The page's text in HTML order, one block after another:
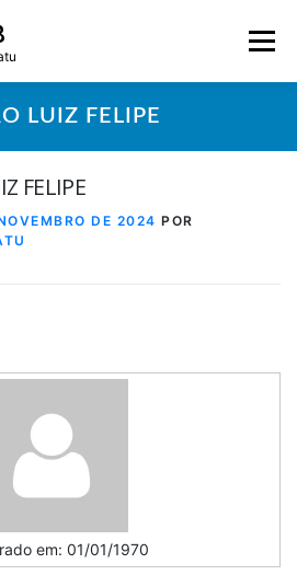
Menu
LUIZ FELIPE
FELIPE
DE 2024 POR
em: 01/01/1970